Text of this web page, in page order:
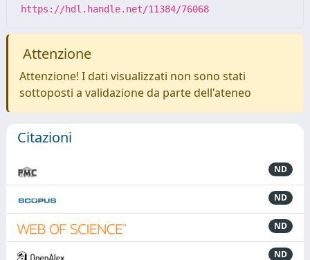
https://hdl.handle.net/11384/76068
Attenzione
Attenzione! I dati visualizzati non sono stati
sottoposti a validazione da parte dell'ateneo
Citazioni
ND
ND
ND
ND